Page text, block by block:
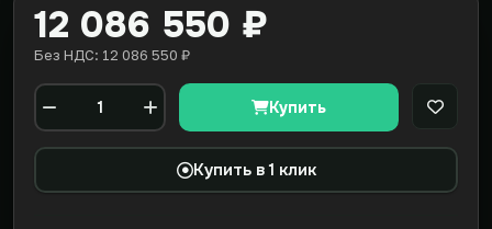
12 086 550 ₽
Без НДС: 12 086 550 ₽
Количество
Купить В
Купить в 1 клик